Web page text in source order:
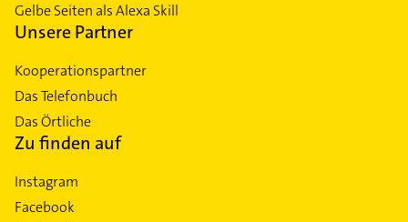
Gelbe Seiten als Alexa Skill
Unsere Partner
Kooperationspartner
Das Telefonbuch
Das Örtliche
Zu finden auf
Instagram
Facebook